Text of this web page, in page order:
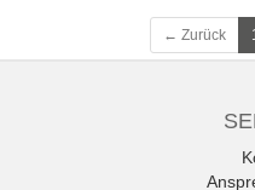
← Zurück